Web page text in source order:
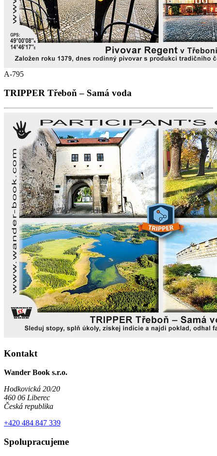
A-795
TRIPPER Třeboň – Samá voda
Kontakt
Wander Book s.r.o.
Hodkovická 20/20
460 06 Liberec
Česká republika
+420 484 847 339
Spolupracujeme